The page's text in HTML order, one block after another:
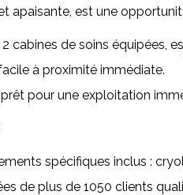
apaisante, est une
2 cabines de soins équipées,
à proximité immédiate.
pour une exploitation
spécifiques inclus :
de plus de 1050 clients